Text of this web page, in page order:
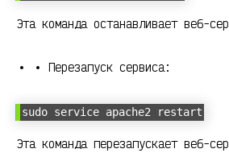
Эта команда останавливает веб-
Перезапуск сервиса:
sudo service apache2 restart
Эта команда перезапускает веб-